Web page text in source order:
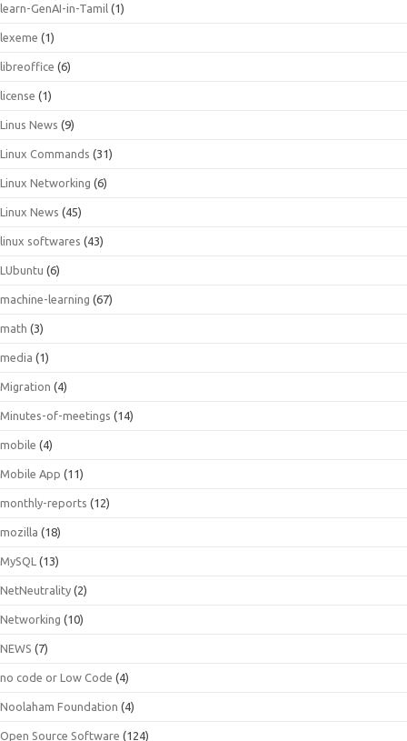
learn-GenAI-in-Tamil (1)
lexeme (1)
libreoffice (6)
license (1)
Linus News (9)
Linux Commands (31)
Linux Networking (6)
Linux News (45)
linux softwares (43)
LUbuntu (6)
machine-learning (67)
math (3)
media (1)
Migration (4)
Minutes-of-meetings (14)
mobile (4)
Mobile App (11)
monthly-reports (12)
mozilla (18)
MySQL (13)
NetNeutrality (2)
Networking (10)
NEWS (7)
no code or Low Code (4)
Noolaham Foundation (4)
Open Source Software (124)